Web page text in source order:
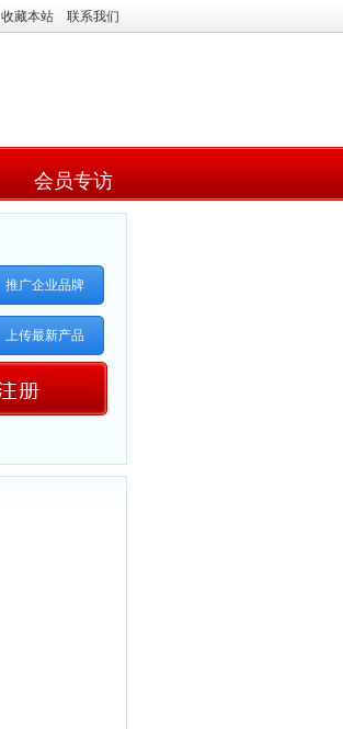
收藏本站 联系我们
会员专访
推广企业品牌
上传最新产品